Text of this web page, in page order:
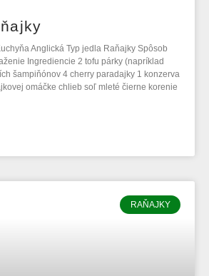
Anglická Typ jedla Raňajky Spôsob
Ingrediencie 2 tofu párky (napríklad
šampiňónov 4 cherry paradajky 1 konzerva
omáčke chlieb soľ mleté čierne korenie
RAŇAJKY